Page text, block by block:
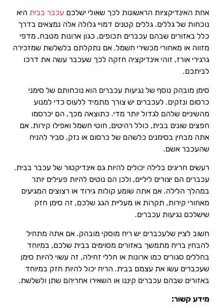
אחת האינדיקציות הראשונות לכך שאולי ישלכם עכבר בבית היא
נוכחות של גללים. גללים קטנים דמויי גלולה אלה נמצאים בדרך
כלל באזורים שבהם עכברים תכופים, כגון ארונות מטבח, מדפי
מזווה או מאחורי מכשירי חשמל. אם נתקלתם בלשלשת שמזכירה
גרגירי אורז, זוהי אינדיקציה חזקה לכך שעכבר עשה את דרכו
לביתכם.
סימן מובהק נוסף של נגיעות עכברים הוא נוכחותם של סימני
כרסום ונזקים. לעכברים יש צורך מתמיד ללעוס כדי למנוע
מהשיניים שלהם לגדול יותר מדי. כתוצאה מכך, הם יכרסמו
חפצים שונים בבית, כולל רהיטים, חוטי חשמל ואפילו קירות. אם
אתה מבחין בסימנים כלשהם של כרסום או נזק, סביר להניח
שהעכבר אשם.
רעשים חריגים בלילה יכולים להיות גם אינדיקטור של עכבר בבית.
עכברים הם יצורים ליליים, ולכן הם נוטים להיות פעילים יותר
במהלך הלילה. אם אתה שומע קולות גירוד או רצוצים המגיעים
מאחורי קירות, תקרות או מעליית הגג שלכם, זה סימן חזק
שישלכם נגיעות עכברים.
חשוב לציין שלעכברים יש ריח מוסקי מובהק. אם אתה מתחיל
להבחין בריח מתמשך באזורים מסוימים בבית שלכם, במיוחד
בחללים סגורים כמו ארונות או חללי זחילה, זה עשוי להיות סימן
שעכברים עשו את עצמם בבית. הריח יכול להיות חזק במיוחד
באזורים שבהם עכברים קיננו או השאירו אחריהם שתן ולשלשת.
מידע קשור: